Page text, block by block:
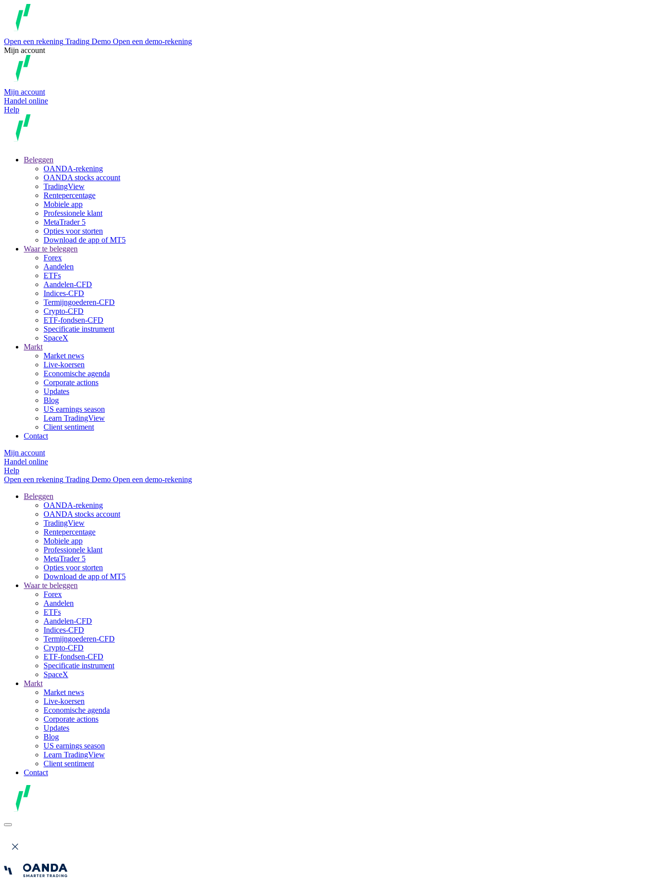
Open een rekening Trading Demo Open een demo-rekening
Mijn account
Mijn account
Handel online
Help
Beleggen
OANDA-rekening
OANDA stocks account
TradingView
Rentepercentage
Mobiele app
Professionele klant
MetaTrader 5
Opties voor storten
Download de app of MT5
Waar te beleggen
Forex
Aandelen
ETFs
Aandelen-CFD
Indices-CFD
Termijngoederen-CFD
Crypto-CFD
ETF-fondsen-CFD
Specificatie instrument
SpaceX
Markt
Market news
Live-koersen
Economische agenda
Corporate actions
Updates
Blog
US earnings season
Learn TradingView
Client sentiment
Contact
Mijn account
Handel online
Help
Open een rekening Trading Demo Open een demo-rekening
Beleggen
OANDA-rekening
OANDA stocks account
TradingView
Rentepercentage
Mobiele app
Professionele klant
MetaTrader 5
Opties voor storten
Download de app of MT5
Waar te beleggen
Forex
Aandelen
ETFs
Aandelen-CFD
Indices-CFD
Termijngoederen-CFD
Crypto-CFD
ETF-fondsen-CFD
Specificatie instrument
SpaceX
Markt
Market news
Live-koersen
Economische agenda
Corporate actions
Updates
Blog
US earnings season
Learn TradingView
Client sentiment
Contact